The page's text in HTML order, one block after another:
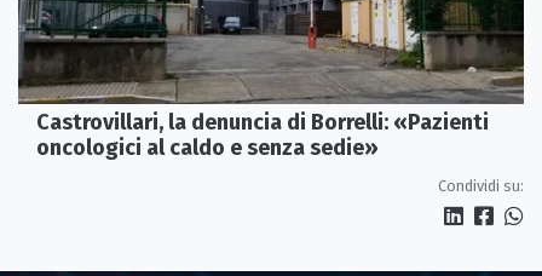
Castrovillari, la denuncia di Borrelli: «Pazienti
oncologici al caldo e senza sedie»
Condividi su: